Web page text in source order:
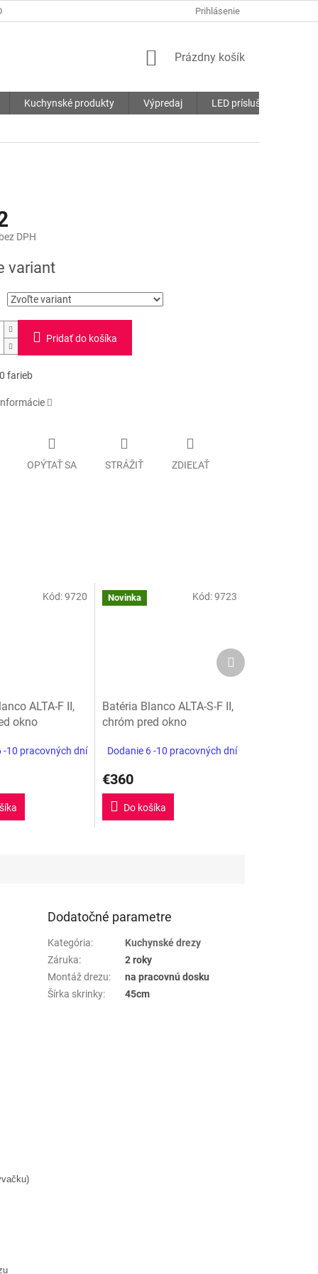
SÚBORY COOKIES
Prihlásenie
NÁKUPNÝ
Prázdny košík
Kuchynské produkty Výpredaj LED príslušenstvo
DPH
variant
Pridať do košíka
farieb
OPÝTAŤ SA STRÁŽIŤ ZDIEĽAŤ
ALTA-F II,
okno
-10 pracovných dní
Kód:9720 Novinka
Batéria Blanco ALTA-S-F II,
chróm pred okno
Dodanie 6 -10 pracovných dní
€360
Do košíka
Kód:9723
Ďalší
produkt
Dodatočné parametre
Kategória:
Kuchynské drezy
Záruka:
2 roky
Montáž drezu:
na pracovnú dosku
Šírka skrinky: 45cm